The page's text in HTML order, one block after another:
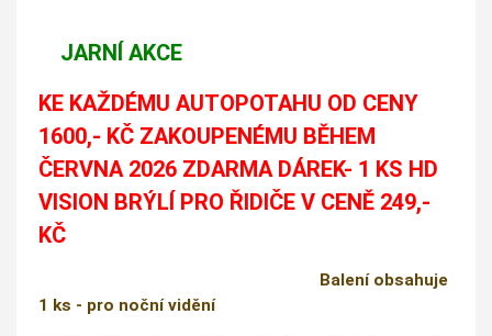
JARNÍ AKCE
KE KAŽDÉMU AUTOPOTAHU OD CENY
1600,- KČ ZAKOUPENÉMU BĚHEM
ČERVNA 2026 ZDARMA DÁREK- 1 KS HD
VISION BRÝLÍ PRO ŘIDIČE V CENĚ 249,-
KČ
Balení obsahuje
1 ks - pro noční vidění